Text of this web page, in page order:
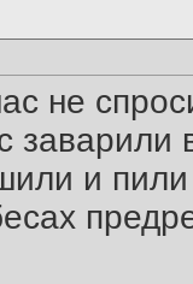
не
заварили
и пили